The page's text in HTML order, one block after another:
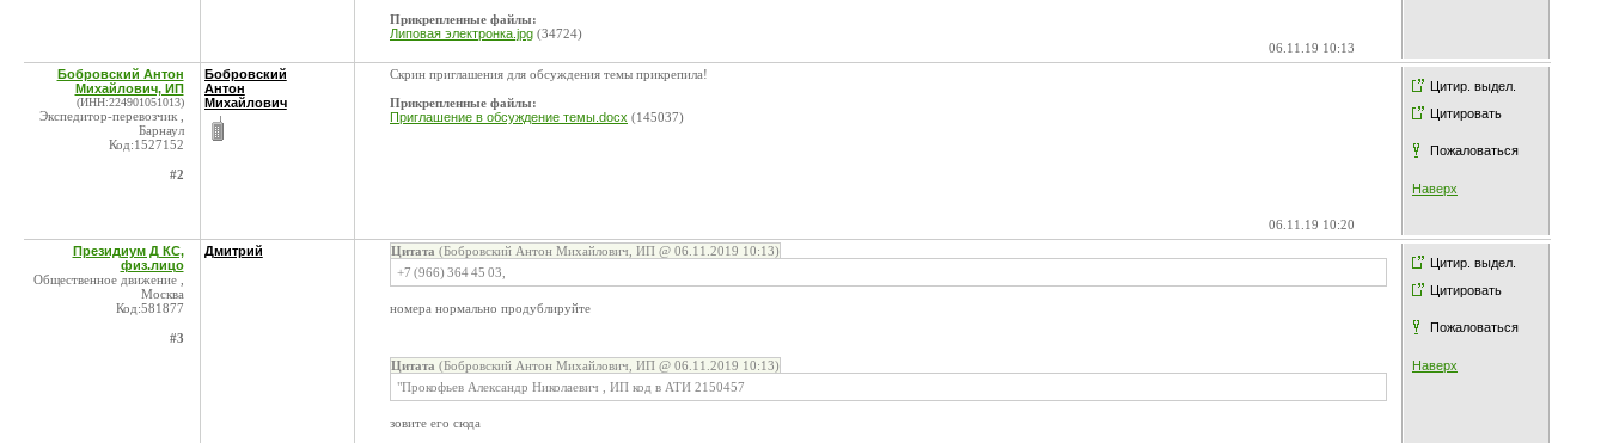
Прикрепленные файлы:
Липовая электронка.jpg (34724)
06.11.19 10:13
Цитир. выдел.
Цитировать
Пожаловаться
Наверх
Бобровский Антон
Михайлович, ИП
(ИНН:224901051013)
Экспедитор-перевозчик ,
Барнаул
Код:1527152
#2
Бобровский
Антон
Михайлович
Скрин приглашения для обсуждения темы прикрепила!
Прикрепленные файлы:
Приглашение в обсуждение темы.docx (145037)
06.11.19 10:20
Цитир. выдел.
Цитировать
Пожаловаться
Наверх
Президиум Д КС,
физ.лицо
Общественное движение ,
Москва
Код:581877
#3
Дмитрий Цитата (Бобровский Антон Михайлович, ИП @ 06.11.2019 10:13)
+7 (966) 364 45 03,
номера нормально продублируйте
Цитата (Бобровский Антон Михайлович, ИП @ 06.11.2019 10:13)
"Прокофьев Александр Николаевич , ИП код в АТИ 2150457
зовите его сюда